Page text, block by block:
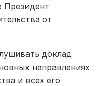
Президент
от
доклад
направлениях
и всех его